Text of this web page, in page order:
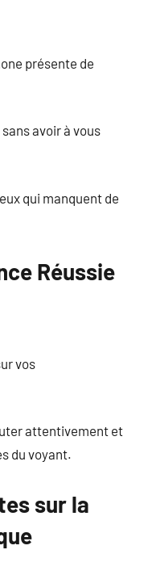
présente de
avoir à vous
qui manquent de
Réussie
vos
attentivement et
du voyant.
sur la